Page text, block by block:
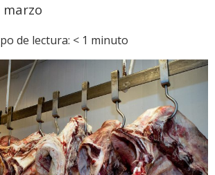
marzo
de lectura: < 1 minuto